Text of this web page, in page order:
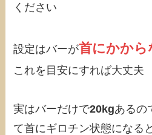
ください
設定はバーが首にかから
これを目安にすれば大丈夫
実はバーだけで20kgあるの
て首にギロチン状態になる